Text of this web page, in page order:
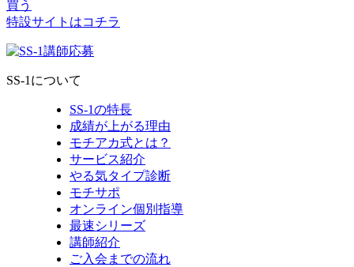
特設サイトはコチラ
SS-1について
SS-1の特長
成績が上がる理由
モチアカ式とは？
サービス紹介
やる気タイプ診断
モチサポ
オンライン個別指導
最速シリーズ
講師紹介
ご入会までの流れ